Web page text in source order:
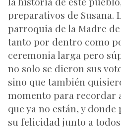
preparativos de Susana.
parroquia de la Madre
tanto por dentro como
ceremonia larga pero
no solo se dieron sus
sino que también
momento para recordar
que ya no están, y
su felicidad junto a